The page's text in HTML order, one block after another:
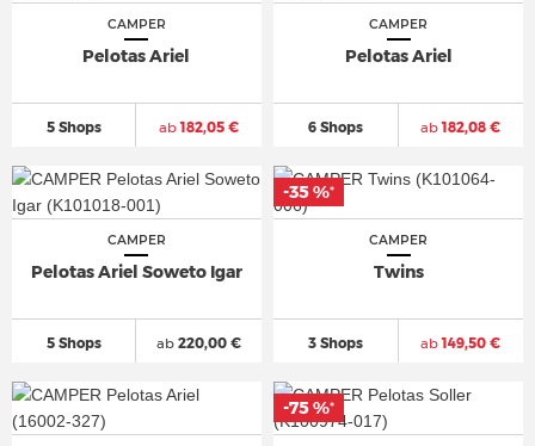
CAMPER
Pelotas Ariel
5 Shops ab182,05 €
CAMPER
Pelotas Ariel
6 Shops ab182,08 €
CAMPER
Pelotas Ariel Soweto Igar
5 Shops ab220,00 €
CAMPER
Twins
3 Shops ab149,50 €
-35 %*
-75 %*